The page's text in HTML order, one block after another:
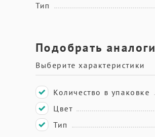
Тип
Подобрать аналоги
Выберите характеристики
Количество в упаковке
Цвет
Тип